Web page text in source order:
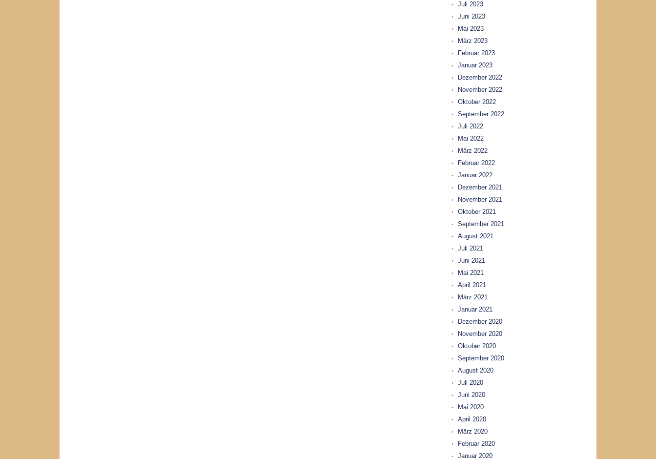
Juli 2023
Juni 2023
Mai 2023
März 2023
Februar 2023
Januar 2023
Dezember 2022
November 2022
Oktober 2022
September 2022
Juli 2022
Mai 2022
März 2022
Februar 2022
Januar 2022
Dezember 2021
November 2021
Oktober 2021
September 2021
August 2021
Juli 2021
Juni 2021
Mai 2021
April 2021
März 2021
Januar 2021
Dezember 2020
November 2020
Oktober 2020
September 2020
August 2020
Juli 2020
Juni 2020
Mai 2020
April 2020
März 2020
Februar 2020
Januar 2020